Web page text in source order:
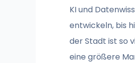
KI und
entwickeln, bis
der Stadt ist so
eine größere